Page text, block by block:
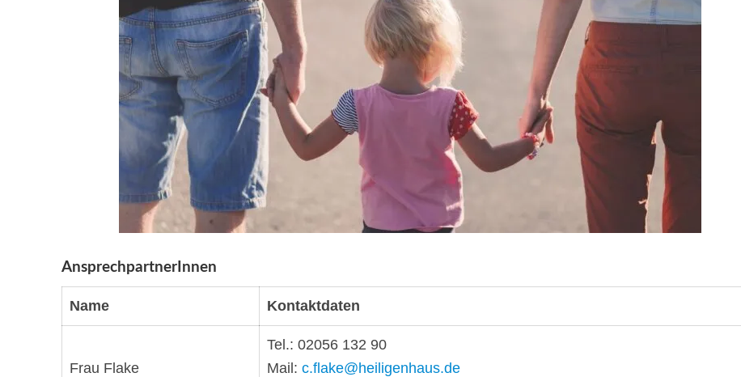
AnsprechpartnerInnen
Name Kontaktdaten
Frau Flake
Tel.: 02056 132 90
Mail: c.flake@heiligenhaus.de